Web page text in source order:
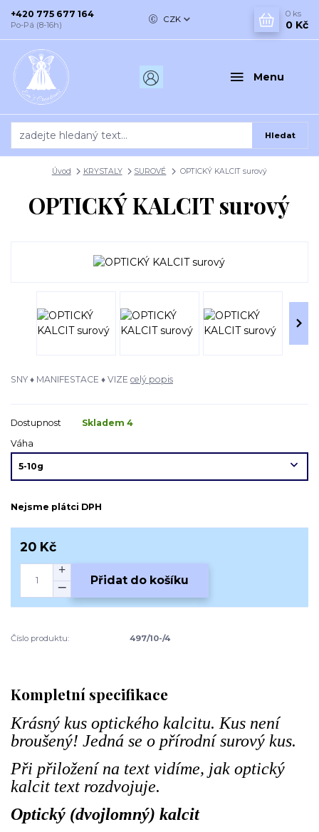
Menu
CZK
Hledat
+420 775 677 164
Po-Pá (8-16h)
0 ks
0 Kč
Úvod KRYSTALY SUROVÉ OPTICKÝ KALCIT surový
OPTICKÝ KALCIT surový
SNY ♦ MANIFESTACE ♦ VIZE celý popis
Dostupnost
Skladem 4
Váha
Nejsme plátci DPH
20 Kč
Přidat do košíku
Číslo produktu: 497/10-/4
Kompletní specifikace
Krásný kus optického kalcitu. Kus není
broušený! Jedná se o přírodní surový kus.
Při přiložení na text vidíme, jak optický
kalcit text rozdvojuje.
Optický (dvojlomný) kalcit